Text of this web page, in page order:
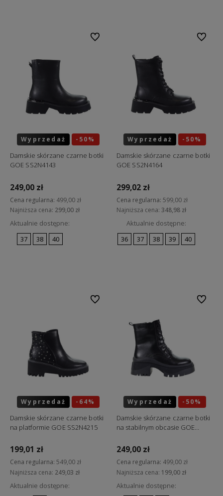
-50%
Okazja
Wyprzedaż
Damskie skórzane czarne botki
GOE SS2N4143
249,00 zł
Cena regularna: 499,00 zł
Najniższa cena: 299,00 zł
Aktualnie dostępne:
37
38 40
Do ulubionych
-50%
Okazja
Wyprzedaż
Damskie skórzane czarne botki
GOE SS2N4164
299,02 zł
Cena regularna: 599,00 zł
Najniższa cena: 348,98 zł
Aktualnie dostępne:
36
37 38 39 40
Do
-64%
Okazja
Wyprzedaż
Damskie skórzane czarne botki
na platformie GOE SS2N4215
199,01 zł
Cena regularna: 549,00 zł
Najniższa cena: 249,03 zł
Aktualnie dostępne:
Do ulubionych
-50%
Okazja
Wyprzedaż
Damskie skórzane czarne botki
na stabilnym obcasie GOE
249,00 zł
Cena regularna: 499,00 zł
Najniższa cena: 199,00 zł
Aktualnie dostępne:
Do